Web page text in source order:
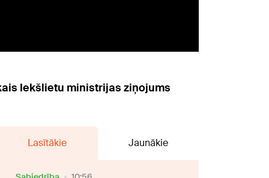
Iekšlietu ministrijas ziņojums
Lasītākie Jaunākie